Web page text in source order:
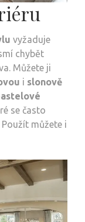
vyžaduje
chybět
Můžete ji
i slonově
se často
Použít můžete i